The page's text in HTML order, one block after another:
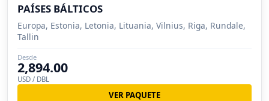
PAÍSES BÁLTICOS
Europa, Estonia, Letonia, Lituania, Vilnius, Riga, Rundale,
Tallin
Desde
2,894.00
USD / DBL
VER PAQUETE